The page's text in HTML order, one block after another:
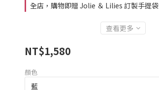
全店，購物即贈 Jolie ＆ Lilies 訂製手提袋
查看更多
NT$1,580
顏色